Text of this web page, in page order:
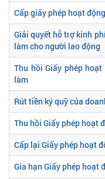
Cấp giấy phép hoạt
Giải quyết hỗ trợ kinh
làm cho người lao động
Thu hồi Giấy phép
làm
Rút tiền ký quỹ của
Thu hồi Giấy phép hoạt
Cấp lại Giấy phép hoạt
Gia hạn Giấy phép hoạt